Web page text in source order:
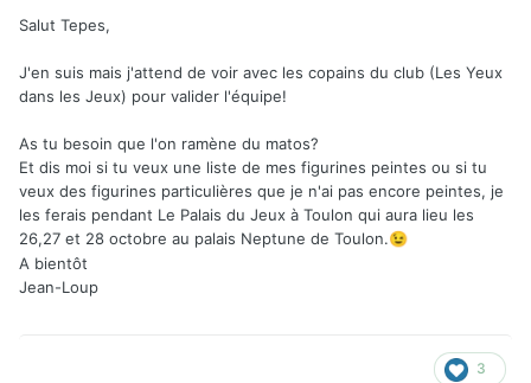
Salut Tepes,
J'en suis mais j'attend de voir avec les copains du club (Les Yeux
dans les Jeux) pour valider l'équipe!
As tu besoin que l'on ramène du matos?
Et dis moi si tu veux une liste de mes figurines peintes ou si tu
veux des figurines particulières que je n'ai pas encore peintes, je
les ferais pendant Le Palais du Jeux à Toulon qui aura lieu les
26,27 et 28 octobre au palais Neptune de Toulon.😉
A bientôt
Jean-Loup
3